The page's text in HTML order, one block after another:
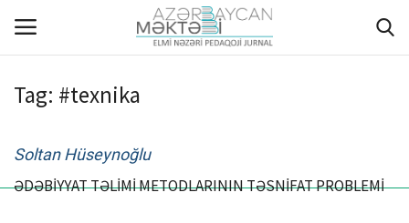
Tag: #texnika
Soltan Hüseynoğlu
ƏDƏBİYYAT TƏLİMİ METODLARININ TƏSNİFAT PROBLEMİ